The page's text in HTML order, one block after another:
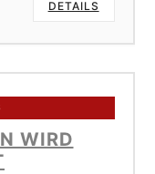
DETAILS
WIRD